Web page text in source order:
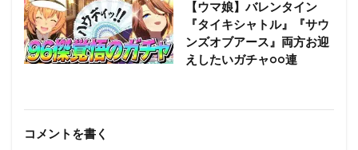
【ウマ娘】バレンタイン
『タイキシャトル』『サウ
ンズオブアース』両方お迎
えしたいガチャ○○連
コメントを書く